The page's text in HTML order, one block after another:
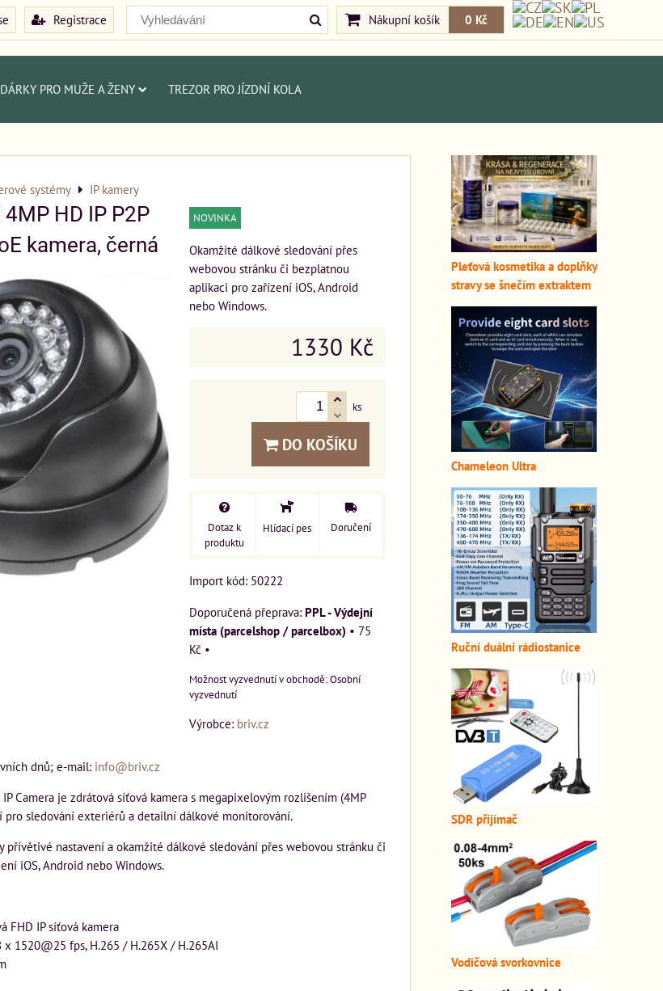
Registrace Nákupní košík 0 Kč
PRO MUŽE A ŽENY TREZOR PRO JÍZDNÍ KOLA
systémy IP kamery
4MP HD IP P2P
kamera, černá
NOVINKA
Okamžité dálkové sledování přes
webovou stránku či bezplatnou
aplikaci pro zařízení iOS, Android
nebo Windows.
1330 Kč
ks
DO KOŠÍKU
Dotaz k
produktu
Hlídací pes Doručení
Import kód: 50222
PPL - Výdejní
místa (parcelshop / parcelbox) • 75
Kč •
Osobní
vyzvednutí
Výrobce: briv.cz
dnů; e-mail: info@briv.cz
IP Camera je zdrátová síťová kamera s megapixelovým rozlišením (4MP
pro sledování exteriérů a detailní dálkové monitorování.
přívětivé nastavení a okamžité dálkové sledování přes webovou stránku či
iOS, Android nebo Windows.
FHD IP síťová kamera
1520@25 fps, H.265 / H.265X / H.265AI
Pleťová kosmetika a doplňky
stravy se šnečím extraktem
Chameleon Ultra
Ruční duální rádiostanice
SDR přijímač
Vodičová svorkovnice